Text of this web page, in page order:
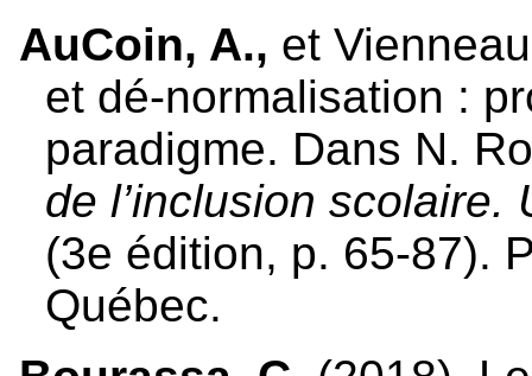
AuCoin, A., et
et dé-normalisation :
paradigme. Dans N.
de l’inclusion
(3e édition, p. 65-87).
Québec.